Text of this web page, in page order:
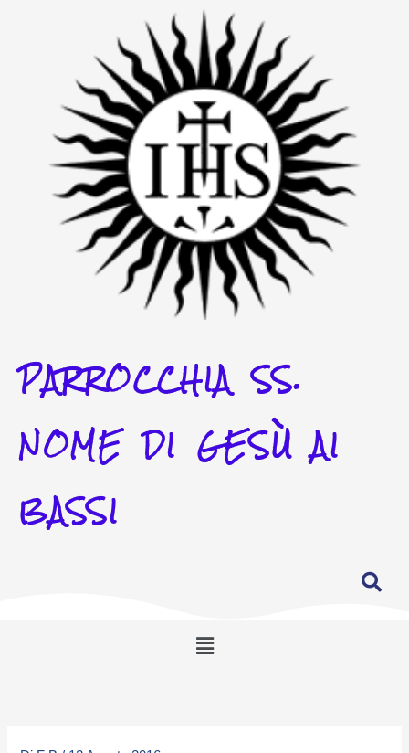
PARROCCHIA SS.
NOME DI GESÙ AI
BASSI
Menu